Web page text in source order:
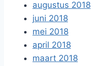
augustus 2018
juni 2018
mei 2018
april 2018
maart 2018